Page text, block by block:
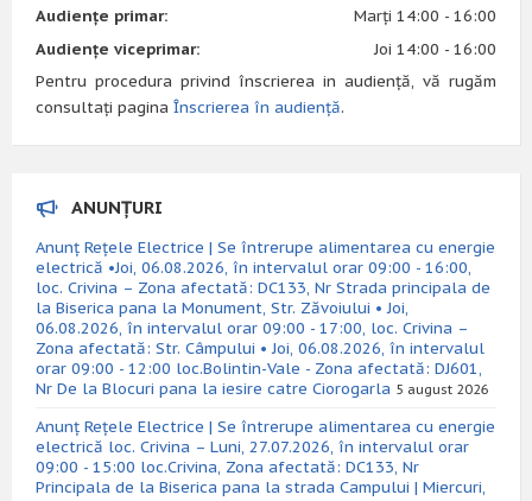
Audiențe primar:
Marți 14:00 - 16:00
Audiențe viceprimar:
Joi 14:00 - 16:00
Pentru procedura privind înscrierea in audiență, vă rugăm
consultați pagina Înscrierea în audiență.
ANUNȚURI
Anunț Rețele Electrice | Se întrerupe alimentarea cu energie
electrică •Joi, 06.08.2026, în intervalul orar 09:00 - 16:00,
loc. Crivina – Zona afectată: DC133, Nr Strada principala de
la Biserica pana la Monument, Str. Zăvoiului • Joi,
06.08.2026, în intervalul orar 09:00 - 17:00, loc. Crivina –
Zona afectată: Str. Câmpului • Joi, 06.08.2026, în intervalul
orar 09:00 - 12:00 loc.Bolintin-Vale - Zona afectată: DJ601,
Nr De la Blocuri pana la iesire catre Ciorogarla 5 august 2026
Anunț Rețele Electrice | Se întrerupe alimentarea cu energie
electrică loc. Crivina – Luni, 27.07.2026, în intervalul orar
09:00 - 15:00 loc.Crivina, Zona afectată: DC133, Nr
Principala de la Biserica pana la strada Campului | Miercuri,